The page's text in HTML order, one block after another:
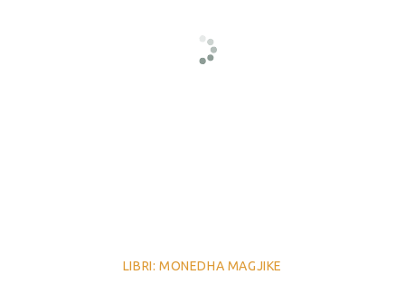
LIBRI: MONEDHA MAGJIKE